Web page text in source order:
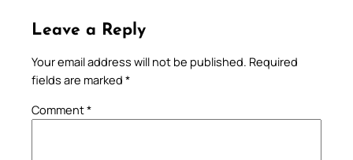
Leave a Reply
Your email address will not be published. Required
fields are marked *
Comment*